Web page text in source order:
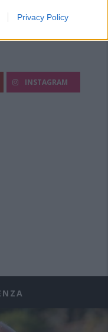
Privacy Policy
INSTAGRAM